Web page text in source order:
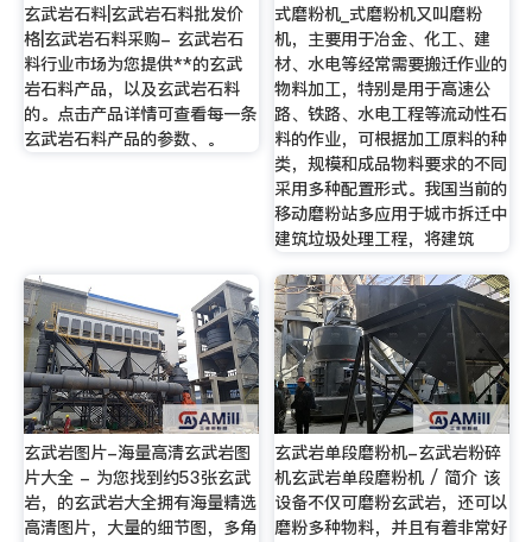
玄武岩石料|玄武岩石料批发价
格|玄武岩石料采购- 玄武岩石
料行业市场为您提供**的玄武
岩石料产品，以及玄武岩石料
的。点击产品详情可查看每一条
玄武岩石料产品的参数、。
式磨粉机_式磨粉机又叫磨粉
机，主要用于冶金、化工、建
材、水电等经常需要搬迁作业的
物料加工，特别是用于高速公
路、铁路、水电工程等流动性石
料的作业，可根据加工原料的种
类，规模和成品物料要求的不同
采用多种配置形式。我国当前的
移动磨粉站多应用于城市拆迁中
建筑垃圾处理工程，将建筑
玄武岩图片-海量高清玄武岩图
片大全 - 为您找到约53张玄武
岩，的玄武岩大全拥有海量精选
高清图片，大量的细节图，多角
玄武岩单段磨粉机-玄武岩粉碎
机玄武岩单段磨粉机 / 简介 该
设备不仅可磨粉玄武岩，还可以
磨粉多种物料，并且有着非常好